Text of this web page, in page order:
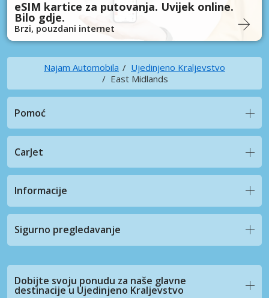
eSIM kartice za putovanja. Uvijek online.
Bilo gdje.
Brzi, pouzdani internet
Najam Automobila
Ujedinjeno Kraljevstvo
East Midlands
Pomoć
CarJet
Informacije
Sigurno pregledavanje
Dobijte svoju ponudu za naše glavne
destinacije u Ujedinjeno Kraljevstvo